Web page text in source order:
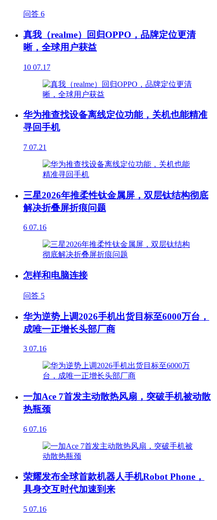
问答 6
真我（realme）回归OPPO，品牌定位更清
晰，全球用户获益
10 07.17
华为推查找设备离线定位功能，关机也能精准
寻回手机
7 07.21
三星2026年推柔性钛金属屏，双层钛结构彻底
解决折叠屏折痕问题
6 07.16
怎样和电脑连接
问答 5
华为逆势上调2026手机出货目标至6000万台，
成唯一正增长头部厂商
3 07.16
一加Ace 7首发主动散热风扇，突破手机被动散
热瓶颈
6 07.16
荣耀发布全球首款机器人手机Robot Phone，
具身交互时代加速到来
5 07.16